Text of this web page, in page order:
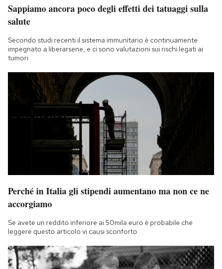
Sappiamo ancora poco degli effetti dei tatuaggi sulla
salute
Secondo studi recenti il sistema immunitario è continuamente
impegnato a liberarsene, e ci sono valutazioni sui rischi legati ai
tumori
Perché in Italia gli stipendi aumentano ma non ce ne
accorgiamo
Se avete un reddito inferiore ai 50mila euro è probabile che
leggere questo articolo vi causi sconforto